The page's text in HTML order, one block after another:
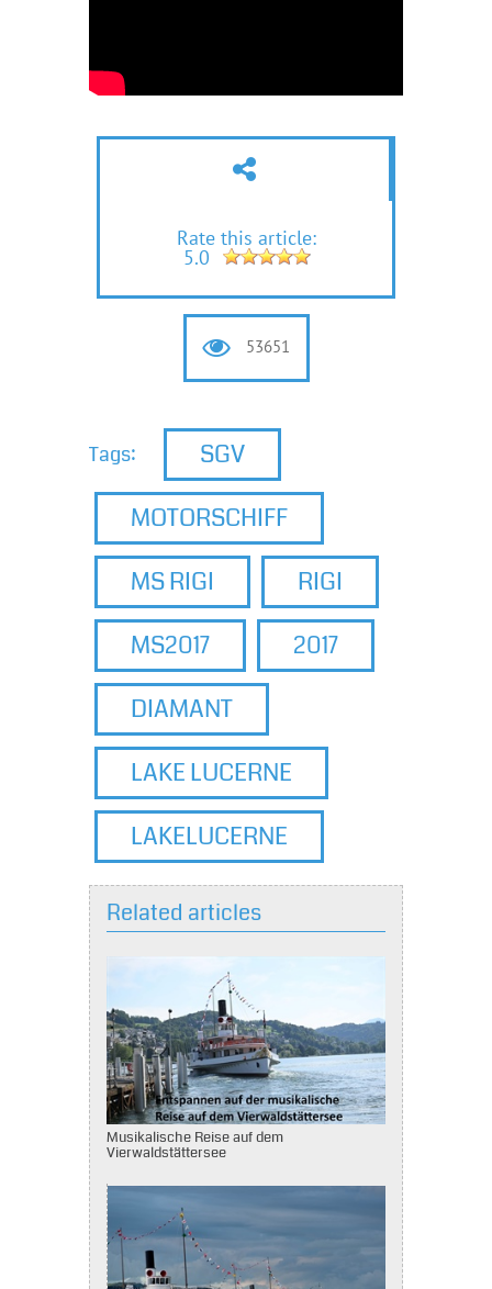
Rate this article:
5.0
53651
Tags:
SGV
MOTORSCHIFF
MS RIGI
RIGI
MS2017
2017
DIAMANT
LAKE LUCERNE
LAKELUCERNE
Related articles
Musikalische Reise auf dem
Vierwaldstättersee